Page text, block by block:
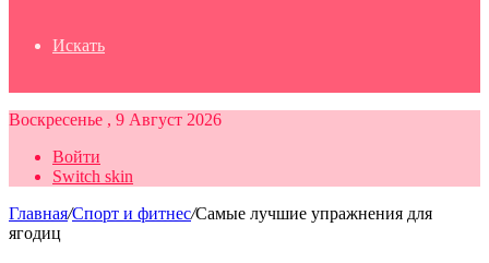
Искать
Воскресенье , 9 Август 2026
Войти
Switch skin
Главная/Спорт и фитнес/Самые лучшие упражнения для
ягодиц